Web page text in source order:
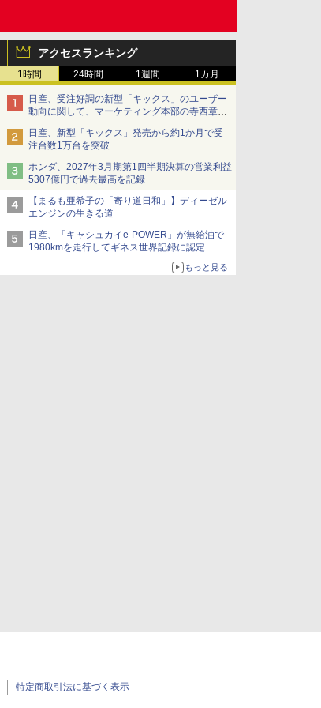
アクセスランキング
1時間 24時間 1週間 1カ月
日産、受注好調の新型「キックス」のユーザー
動向に関して、マーケティング本部の寺西章氏
が解説
日産、新型「キックス」発売から約1か月で受
注台数1万台を突破
ホンダ、2027年3月期第1四半期決算の営業利益
5307億円で過去最高を記録
【まるも亜希子の「寄り道日和」】ディーゼル
エンジンの生きる道
日産、「キャシュカイe-POWER」が無給油で
1980kmを走行してギネス世界記録に認定
もっと見る
特定商取引法に基づく表示